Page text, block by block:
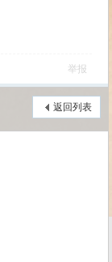
举报
返回列表